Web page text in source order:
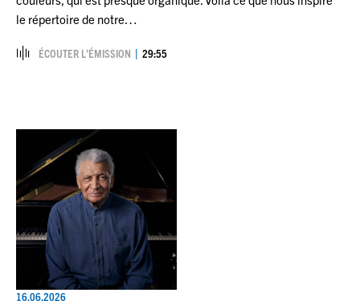
le répertoire de notre…
ÉCOUTER L’ÉMISSION 29:55
16.06.2026